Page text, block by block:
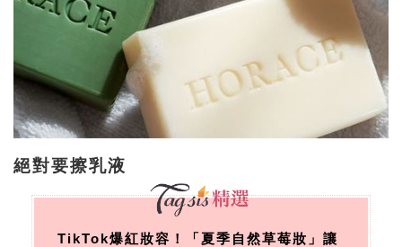
絕對要擦乳液
TikTok爆紅妝容！「夏季自然草莓妝」讓